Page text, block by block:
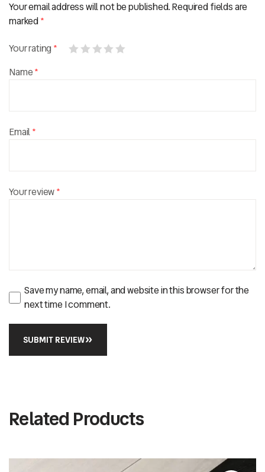
Your email address will not be published.Required fields are
marked*
Your rating *
Your review*
Name*
Email*
Save my name, email, and website in this browser for the
next time I comment.
SUBMIT REVIEW
Related Products